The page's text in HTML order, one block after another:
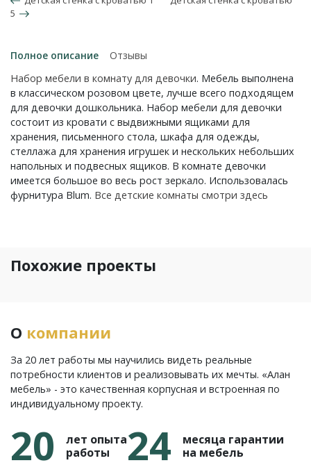
5
Полное описание
Отзывы
Набор мебели в комнату для девочки. Мебель выполнена
в классическом розовом цвете, лучше всего подходящем
для девочки дошкольника. Набор мебели для девочки
состоит из кровати с выдвижными ящиками для
хранения, письменного стола, шкафа для одежды,
стеллажа для хранения игрушек и нескольких небольших
напольных и подвесных ящиков. В комнате девочки
имеется большое во весь рост зеркало. Использовалась
фурнитура Blum. Все детские комнаты смотри здесь
Похожие проекты
О компании
За 20 лет работы мы научились видеть реальные
потребности клиентов и реализовывать их мечты. «Алан
мебель» - это качественная корпусная и встроенная по
индивидуальному проекту.
20
лет опыта
работы
24
месяца гарантии
на мебель